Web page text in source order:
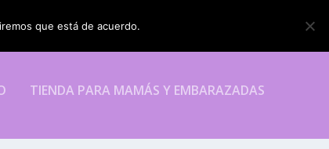
TIENDA PARA MAMÁS Y EMBARAZADAS
que está de acuerdo.